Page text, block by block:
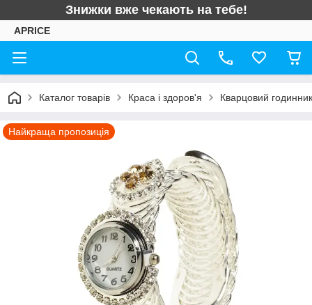
Знижки вже чекають на тебе!
APRICE
Каталог товарів Краса і здоров'я Кварцовий
Найкраща пропозиція